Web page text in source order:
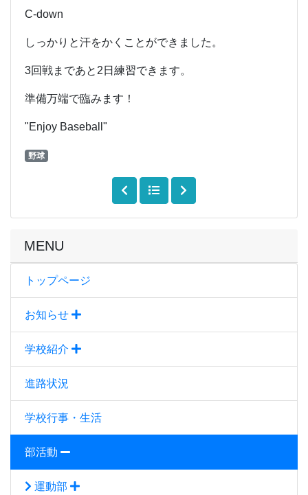
MENU
トップページ
お知らせ
学校紹介
進路状況
学校行事・生活
部活動
運動部
C-down
しっかりと汗をかくことができました。
3回戦まであと2日練習できます。
準備万端で臨みます！
"Enjoy Baseball"
野球